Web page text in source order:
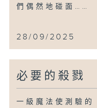
們偶然地碰面……
28/09/2025
必要的殺戮
一級魔法使測驗的